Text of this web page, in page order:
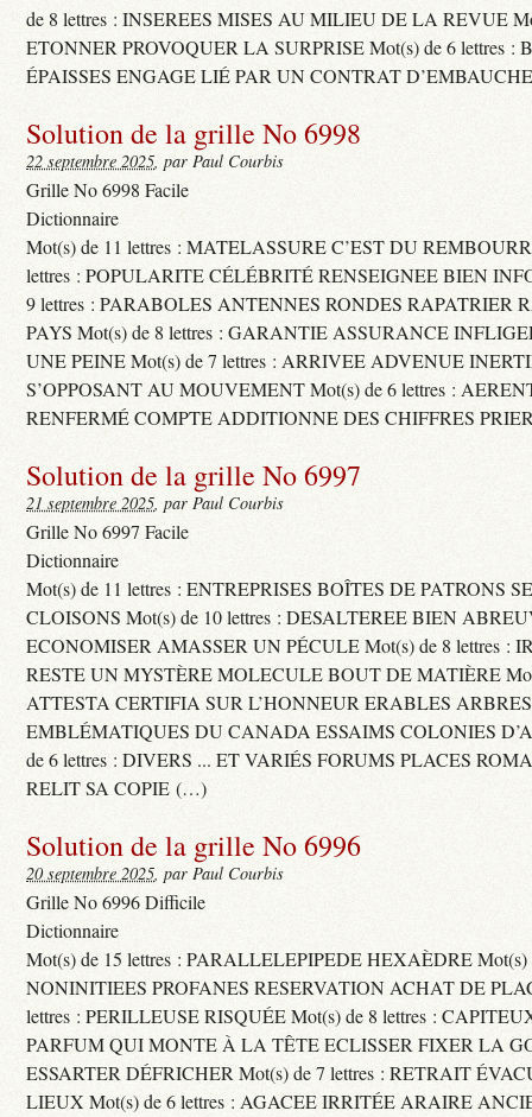
de 8 lettres : INSEREES MISES AU MILIEU DE LA REVUE
ETONNER PROVOQUER LA SURPRISE Mot(s) de 6 lettres :
ÉPAISSES ENGAGE LIÉ PAR UN CONTRAT
Solution de la grille No 6998
22 septembre 2025, par Paul Courbis
Grille No 6998 Facile
Dictionnaire
Mot(s) de 11 lettres : MATELASSURE C’EST DU
lettres : POPULARITE CÉLÉBRITÉ RENSEIGNEE BIEN
9 lettres : PARABOLES ANTENNES RONDES RAPATRIER
PAYS Mot(s) de 8 lettres : GARANTIE ASSURANCE
UNE PEINE Mot(s) de 7 lettres : ARRIVEE ADVENUE
S’OPPOSANT AU MOUVEMENT Mot(s) de 6 lettres :
RENFERMÉ COMPTE ADDITIONNE DES CHIFFRES
Solution de la grille No 6997
21 septembre 2025, par Paul Courbis
Grille No 6997 Facile
Dictionnaire
Mot(s) de 11 lettres : ENTREPRISES BOÎTES DE PATRONS
CLOISONS Mot(s) de 10 lettres : DESALTEREE BIEN
ECONOMISER AMASSER UN PÉCULE Mot(s) de 8 lettres :
RESTE UN MYSTÈRE MOLECULE BOUT DE MATIÈRE
ATTESTA CERTIFIA SUR L’HONNEUR ERABLES ARBRES
EMBLÉMATIQUES DU CANADA ESSAIMS COLONIES
de 6 lettres : DIVERS ... ET VARIÉS FORUMS PLACES
RELIT SA COPIE (…)
Solution de la grille No 6996
20 septembre 2025, par Paul Courbis
Grille No 6996 Difficile
Dictionnaire
Mot(s) de 15 lettres : PARALLELEPIPEDE HEXAÈDRE Mot(s)
NONINITIEES PROFANES RESERVATION ACHAT DE
lettres : PERILLEUSE RISQUÉE Mot(s) de 8 lettres :
PARFUM QUI MONTE À LA TÊTE ECLISSER FIXER LA
ESSARTER DÉFRICHER Mot(s) de 7 lettres : RETRAIT
LIEUX Mot(s) de 6 lettres : AGACEE IRRITÉE ARAIRE